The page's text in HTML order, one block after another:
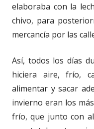
elaboraba con la
chivo, para
mercancía por las
Así, todos los días
hiciera aire, frío,
alimentar y sacar
invierno eran los
frío, que junto con